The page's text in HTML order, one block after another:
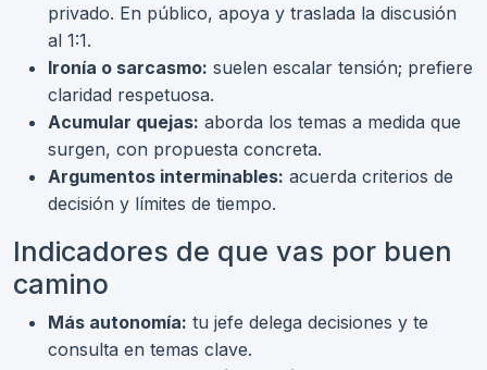
privado. En público, apoya y traslada la discusión
al 1:1.
Ironía o sarcasmo: suelen escalar tensión; prefiere
claridad respetuosa.
Acumular quejas: aborda los temas a medida que
surgen, con propuesta concreta.
Argumentos interminables: acuerda criterios de
decisión y límites de tiempo.
Indicadores de que vas por buen
camino
Más autonomía: tu jefe delega decisiones y te
consulta en temas clave.